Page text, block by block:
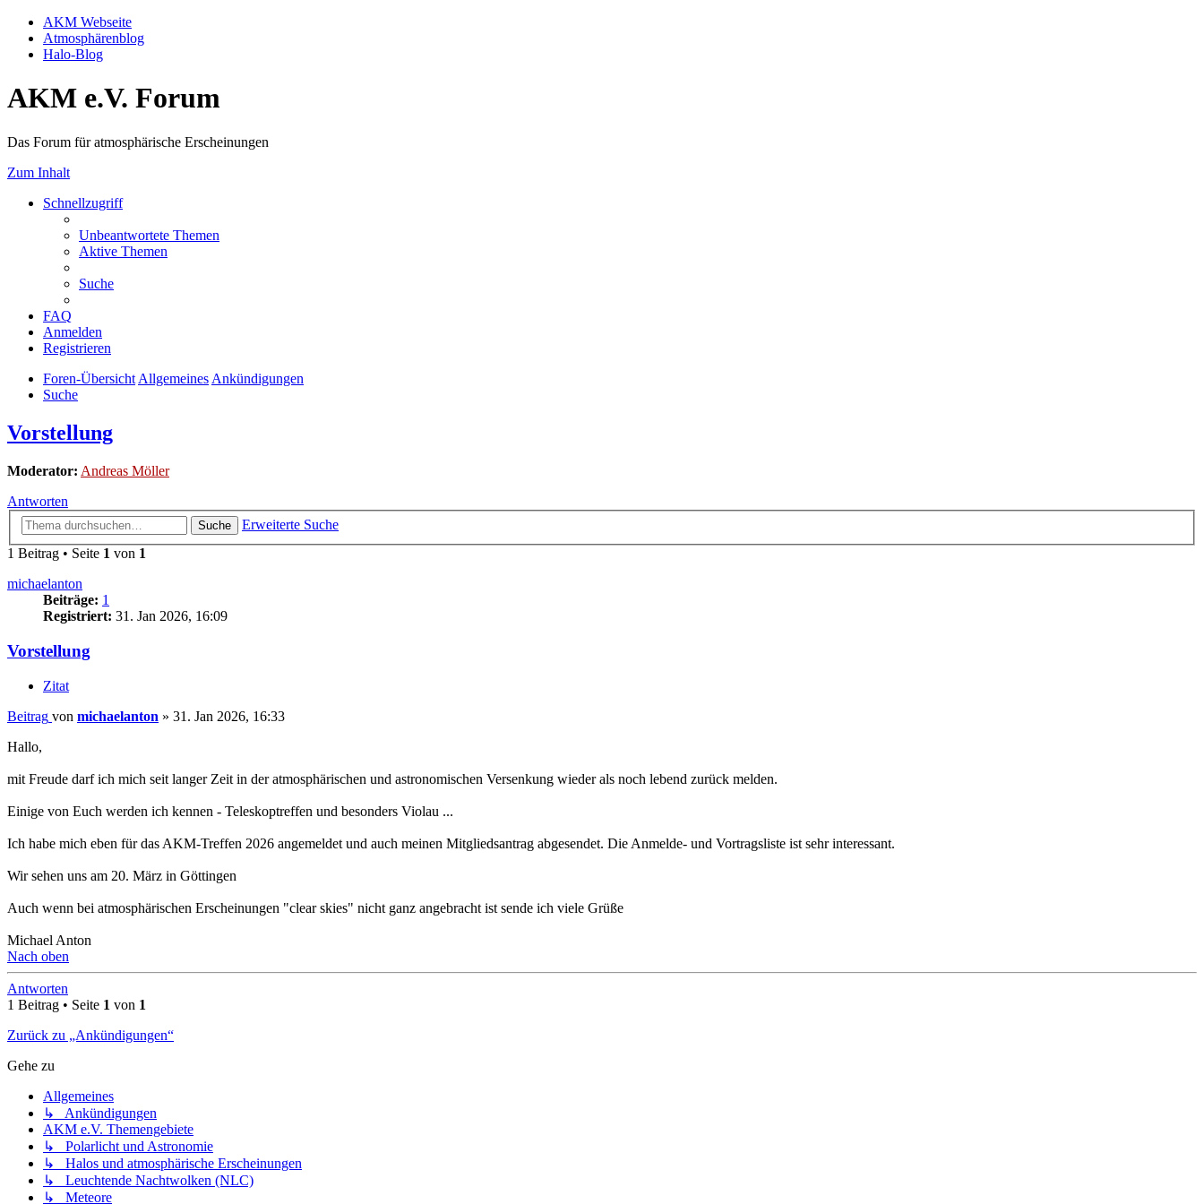
AKM Webseite
Atmosphärenblog
Halo-Blog
AKM e.V. Forum
Das Forum für atmosphärische Erscheinungen
Zum Inhalt
Schnellzugriff
Unbeantwortete Themen
Aktive Themen
Suche
FAQ
Anmelden
Registrieren
Foren-Übersicht Allgemeines Ankündigungen
Suche
Vorstellung
Moderator: Andreas Möller
Antworten
Suche
Erweiterte Suche
1 Beitrag • Seite 1 von 1
michaelanton
Beiträge: 1
Registriert: 31. Jan 2026, 16:09
Vorstellung
Zitat
Beitrag von michaelanton » 31. Jan 2026, 16:33
Hallo,
mit Freude darf ich mich seit langer Zeit in der atmosphärischen und astronomischen Versenkung wieder als noch lebend zurück melden.
Einige von Euch werden ich kennen - Teleskoptreffen und besonders Violau ...
Ich habe mich eben für das AKM-Treffen 2026 angemeldet und auch meinen Mitgliedsantrag abgesendet. Die Anmelde- und Vortragsliste ist sehr interessant.
Wir sehen uns am 20. März in Göttingen
Auch wenn bei atmosphärischen Erscheinungen "clear skies" nicht ganz angebracht ist sende ich viele Grüße
Michael Anton
Nach oben
Antworten
1 Beitrag • Seite 1 von 1
Zurück zu „Ankündigungen“
Gehe zu
Allgemeines
↳ Ankündigungen
AKM e.V. Themengebiete
↳ Polarlicht und Astronomie
↳ Halos und atmosphärische Erscheinungen
↳ Leuchtende Nachtwolken (NLC)
↳ Meteore